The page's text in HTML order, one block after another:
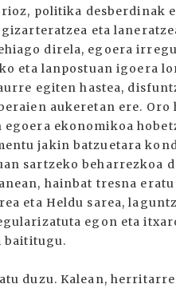
politika desberdinak
gizarteratzea eta
direla, egoera
eta lanpostuan igoera
egiten hastea,
aukeretan ere.
egoera ekonomikoa
jakin batzuetara
sartzeko beharrezkoa
hainbat tresna
eta Heldu sarea,
egon eta
baititugu.
duzu. Kalean,